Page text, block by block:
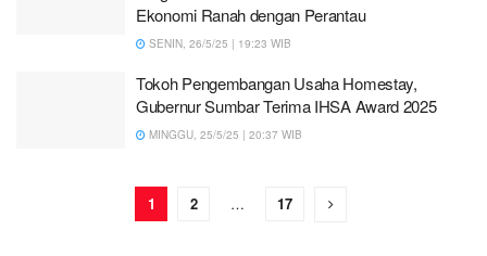
Ekonomi Ranah dengan Perantau
SENIN, 26/5/25 | 19:23 WIB
Tokoh Pengembangan Usaha Homestay,
Gubernur Sumbar Terima IHSA Award 2025
MINGGU, 25/5/25 | 20:37 WIB
1 2 … 17